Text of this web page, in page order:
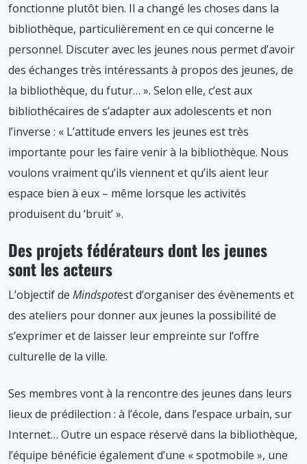
fonctionne plutôt bien. Il a changé les choses dans la
bibliothèque, particulièrement en ce qui concerne le
personnel. Discuter avec les jeunes nous permet d’avoir
des échanges très intéressants à propos des jeunes, de
la bibliothèque, du futur… ». Selon elle, c’est aux
bibliothécaires de s’adapter aux adolescents et non
l’inverse : « L’attitude envers les jeunes est très
importante pour les faire venir à la bibliothèque. Nous
voulons vraiment qu’ils viennent et qu’ils aient leur
espace bien à eux – même lorsque les activités
produisent du ‘bruit’ ».
Des projets fédérateurs dont les jeunes
sont les acteurs
L’objectif de Mindspotest d’organiser des évènements et
des ateliers pour donner aux jeunes la possibilité de
s’exprimer et de laisser leur empreinte sur l’offre
culturelle de la ville.
Ses membres vont à la rencontre des jeunes dans leurs
lieux de prédilection : à l’école, dans l’espace urbain, sur
Internet… Outre un espace réservé dans la bibliothèque,
l’équipe bénéficie également d’une « spotmobile », une